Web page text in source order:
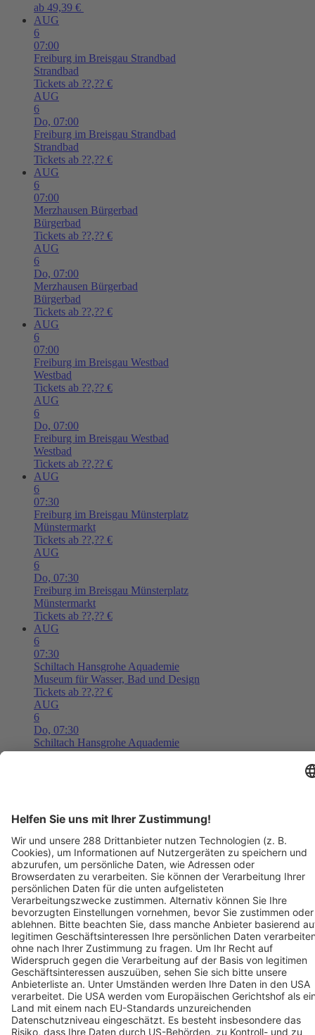
ab 49,39 €
AUG
6
07:00
Freiburg im Breisgau Strandbad
Strandbad
Tickets ab ??,?? €
AUG
6
Do, 07:00
Freiburg im Breisgau Strandbad
Strandbad
Tickets ab ??,?? €
AUG
6
07:00
Merzhausen Bürgerbad
Bürgerbad
Tickets ab ??,?? €
AUG
6
Do, 07:00
Merzhausen Bürgerbad
Bürgerbad
Tickets ab ??,?? €
AUG
6
07:00
Freiburg im Breisgau Westbad
Westbad
Tickets ab ??,?? €
AUG
6
Do, 07:00
Freiburg im Breisgau Westbad
Westbad
Tickets ab ??,?? €
AUG
6
07:30
Freiburg im Breisgau Münsterplatz
Münstermarkt
Tickets ab ??,?? €
AUG
6
Do, 07:30
Freiburg im Breisgau Münsterplatz
Münstermarkt
Tickets ab ??,?? €
AUG
6
07:30
Schiltach Hansgrohe Aquademie
Museum für Wasser, Bad und Design
Tickets ab ??,?? €
AUG
6
Do, 07:30
Schiltach Hansgrohe Aquademie
Museum für Wasser, Bad und Design
AUG
6
08:00
Langen Freizeit- und Familienbad Langen
Freizeit- und Familienbad 2026 - Das Ticket berechtigt zum
einmaligen Eintritt in das Bad. Kein Wiedereintritt möglich.